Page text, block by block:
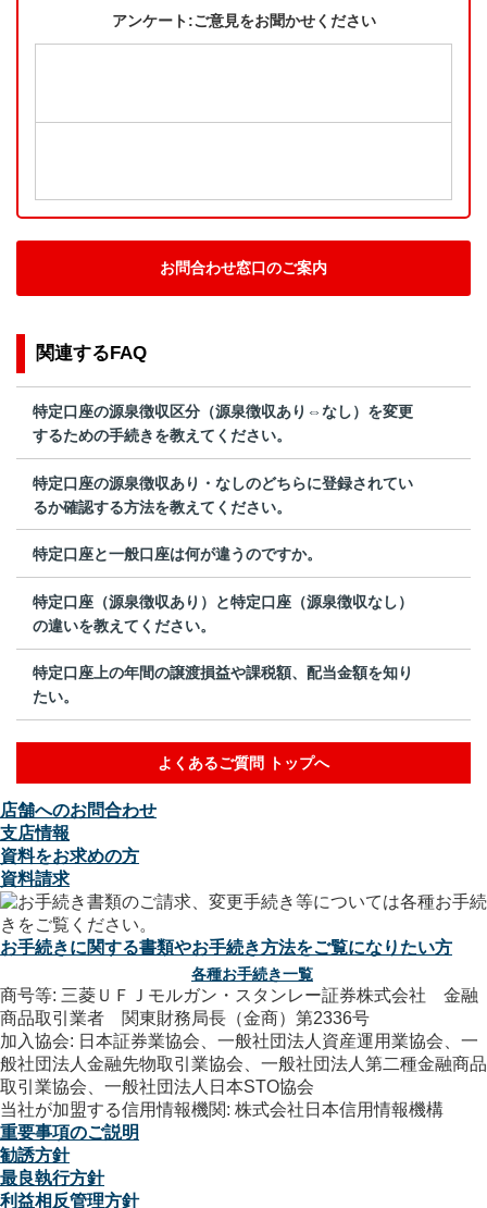
アンケート:ご意見をお聞かせください
お問合わせ窓口のご案内
関連するFAQ
特定口座の源泉徴収区分（源泉徴収あり⇔なし）を変更
するための手続きを教えてください。
特定口座の源泉徴収あり・なしのどちらに登録されてい
るか確認する方法を教えてください。
特定口座と一般口座は何が違うのですか。
特定口座（源泉徴収あり）と特定口座（源泉徴収なし）
の違いを教えてください。
特定口座上の年間の譲渡損益や課税額、配当金額を知り
たい。
よくあるご質問 トップへ
店舗へのお問合わせ
支店情報
資料をお求めの方
資料請求
お手続きに関する書類やお手続き方法をご覧になりたい方
各種お手続き一覧
商号等: 三菱ＵＦＪモルガン・スタンレー証券株式会社 金融
商品取引業者 関東財務局長（金商）第2336号
加入協会: 日本証券業協会、一般社団法人資産運用業協会、一
般社団法人金融先物取引業協会、一般社団法人第二種金融商品
取引業協会、一般社団法人日本STO協会
当社が加盟する信用情報機関: 株式会社日本信用情報機構
重要事項のご説明
勧誘方針
最良執行方針
利益相反管理方針